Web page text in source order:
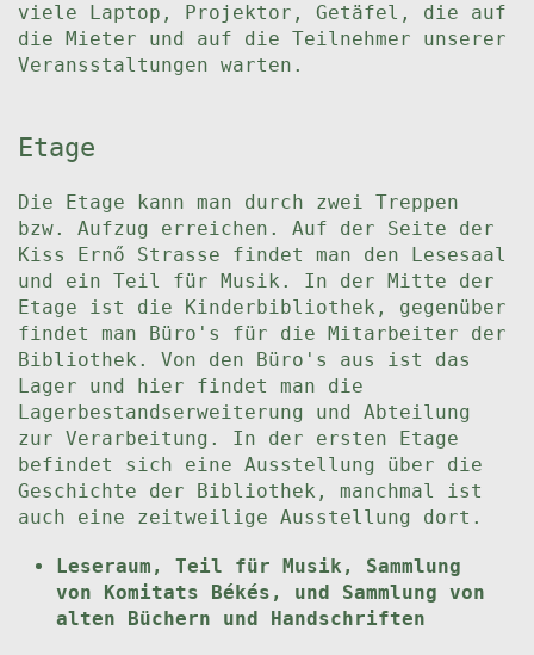
viele Laptop, Projektor, Getäfel, die auf
die Mieter und auf die Teilnehmer unserer
Veransstaltungen warten.
Etage
Die Etage kann man durch zwei Treppen
bzw. Aufzug erreichen. Auf der Seite der
Kiss Ernő Strasse findet man den Lesesaal
und ein Teil für Musik. In der Mitte der
Etage ist die Kinderbibliothek, gegenüber
findet man Büro's für die Mitarbeiter der
Bibliothek. Von den Büro's aus ist das
Lager und hier findet man die
Lagerbestandserweiterung und Abteilung
zur Verarbeitung. In der ersten Etage
befindet sich eine Ausstellung über die
Geschichte der Bibliothek, manchmal ist
auch eine zeitweilige Ausstellung dort.
Leseraum, Teil für Musik, Sammlung
von Komitats Békés, und Sammlung von
alten Büchern und Handschriften